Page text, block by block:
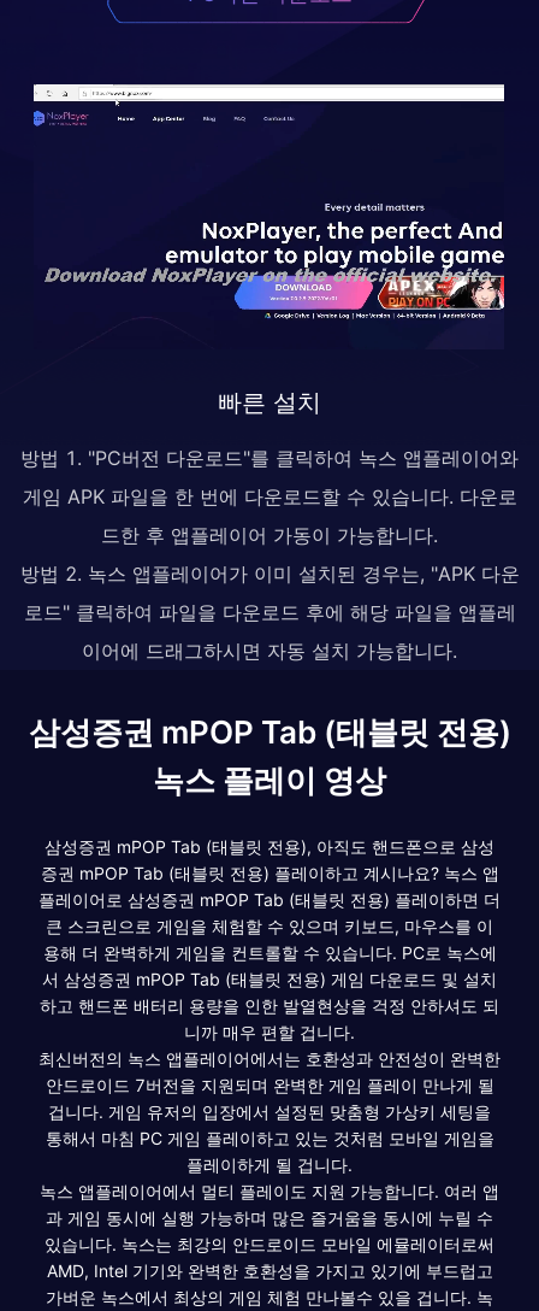
빠른 설치
방법 1. "PC버전 다운로드"를 클릭하여 녹스 앱플레이어와
게임 APK 파일을 한 번에 다운로드할 수 있습니다. 다운로
드한 후 앱플레이어 가동이 가능합니다.
방법 2. 녹스 앱플레이어가 이미 설치된 경우는, "APK 다운
로드" 클릭하여 파일을 다운로드 후에 해당 파일을 앱플레
이어에 드래그하시면 자동 설치 가능합니다.
삼성증권 mPOP Tab (태블릿 전용)
녹스 플레이 영상
삼성증권 mPOP Tab (태블릿 전용), 아직도 핸드폰으로 삼성
증권 mPOP Tab (태블릿 전용) 플레이하고 계시나요? 녹스 앱
플레이어로 삼성증권 mPOP Tab (태블릿 전용) 플레이하면 더
큰 스크린으로 게임을 체험할 수 있으며 키보드, 마우스를 이
용해 더 완벽하게 게임을 컨트롤할 수 있습니다. PC로 녹스에
서 삼성증권 mPOP Tab (태블릿 전용) 게임 다운로드 및 설치
하고 핸드폰 배터리 용량을 인한 발열현상을 걱정 안하셔도 되
니까 매우 편할 겁니다.
최신버전의 녹스 앱플레이어에서는 호환성과 안전성이 완벽한
안드로이드 7버전을 지원되며 완벽한 게임 플레이 만나게 될
겁니다. 게임 유저의 입장에서 설정된 맞춤형 가상키 세팅을
통해서 마침 PC 게임 플레이하고 있는 것처럼 모바일 게임을
플레이하게 될 겁니다.
녹스 앱플레이어에서 멀티 플레이도 지원 가능합니다. 여러 앱
과 게임 동시에 실행 가능하며 많은 즐거움을 동시에 누릴 수
있습니다. 녹스는 최강의 안드로이드 모바일 에뮬레이터로써
AMD, Intel 기기와 완벽한 호환성을 가지고 있기에 부드럽고
가벼운 녹스에서 최상의 게임 체험 만나볼수 있을 겁니다. 녹